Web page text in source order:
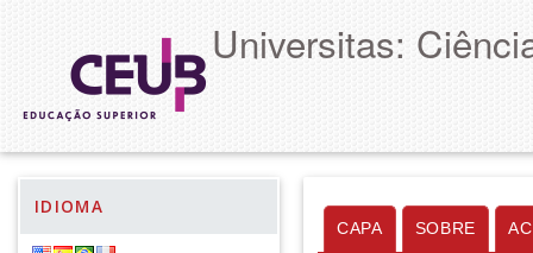
Universitas:
IDIOMA
CAPA SOBRE